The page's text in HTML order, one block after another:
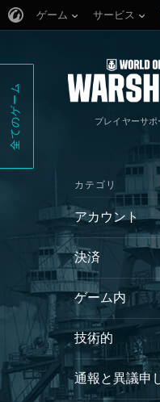
ゲーム サービス
全てのゲーム プレイヤーサポ
カテゴリ
アカウント
決済
ゲーム内
技術的
通報と異議申